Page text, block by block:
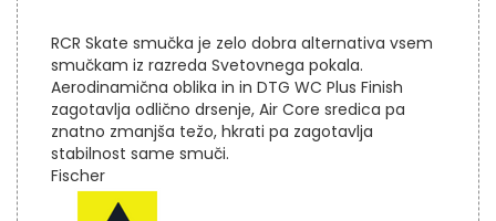
RCR Skate smučka je zelo dobra alternativa vsem
smučkam iz razreda Svetovnega pokala.
Aerodinamična oblika in in DTG WC Plus Finish
zagotavlja odlično drsenje, Air Core sredica pa
znatno zmanjša težo, hkrati pa zagotavlja
stabilnost same smuči.
Fischer